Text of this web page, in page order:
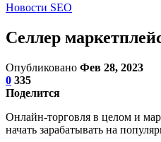
Новости SEO
Селлер
Опубликовано Фев 28, 2023
0 335
Поделится
Онлайн-торговля в целом и
начать зарабатывать на